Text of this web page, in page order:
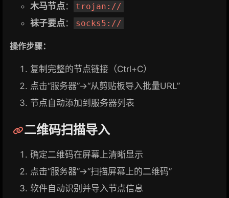
木马节点： trojan://
袜子要点： socks5://
操作步骤：
复制完整的节点链接（Ctrl+C）
点击“服务器”→“从剪贴板导入批量URL”
节点自动添加到服务器列表
二维码扫描导入
确定二维码在屏幕上清晰显示
点击“服务器”→“扫描屏幕上的二维码”
软件自动识别并导入节点信息